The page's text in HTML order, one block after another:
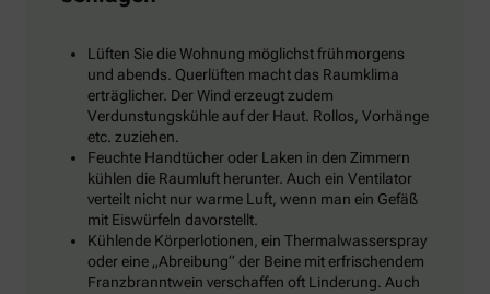
Lüften Sie die Wohnung möglichst frühmorgens
und abends. Querlüften macht das Raumklima
erträglicher. Der Wind erzeugt zudem
Verdunstungskühle auf der Haut. Rollos, Vorhänge
etc. zuziehen.
Feuchte Handtücher oder Laken in den Zimmern
kühlen die Raumluft herunter. Auch ein Ventilator
verteilt nicht nur warme Luft, wenn man ein Gefäß
mit Eiswürfeln davorstellt.
Kühlende Körperlotionen, ein Thermalwasserspray
oder eine „Abreibung“ der Beine mit erfrischendem
Franzbranntwein verschaffen oft Linderung. Auch